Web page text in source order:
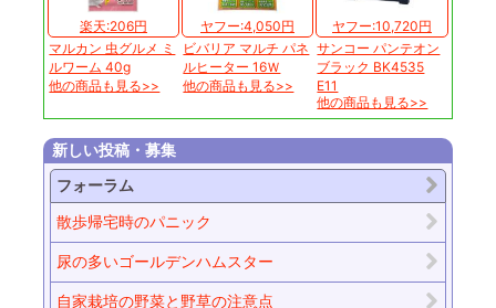
楽天:206円
マルカン 虫グルメ ミ
ルワーム 40g
他の商品も見る>>
ヤフー:4,050円
ビバリア マルチ パネ
ルヒーター 16Ｗ
他の商品も見る>>
ヤフー:10,720円
サンコー パンテオン
ブラック BK4535
E11
他の商品も見る>>
新しい投稿・募集
フォーラム
散歩帰宅時のパニック
尿の多いゴールデンハムスター
自家栽培の野菜と野草の注意点